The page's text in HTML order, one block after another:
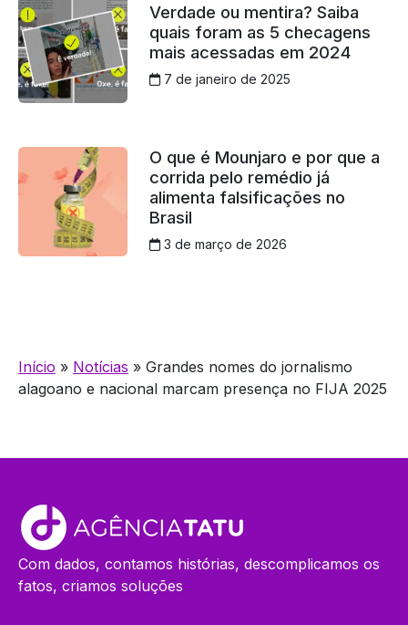
Verdade ou mentira? Saiba
quais foram as 5 checagens
mais acessadas em 2024
7 de janeiro de 2025
O que é Mounjaro e por que a
corrida pelo remédio já
alimenta falsificações no
Brasil
3 de março de 2026
Início » Notícias » Grandes nomes do jornalismo
alagoano e nacional marcam presença no FIJA 2025
Com dados, contamos histórias, descomplicamos os
fatos, criamos soluções